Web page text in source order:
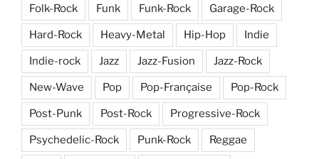
Folk-Rock Funk Funk-Rock Garage-Rock
Hard-Rock Heavy-Metal Hip-Hop Indie
Indie-rock Jazz Jazz-Fusion Jazz-Rock
New-Wave Pop Pop-Française Pop-Rock
Post-Punk Post-Rock Progressive-Rock
Psychedelic-Rock Punk-Rock Reggae